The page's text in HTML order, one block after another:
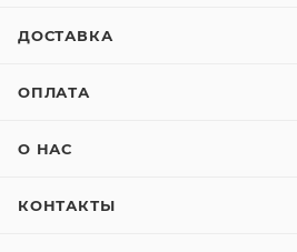
ДОСТАВКА
ОПЛАТА
О НАС
КОНТАКТЫ